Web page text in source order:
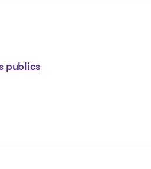
publics